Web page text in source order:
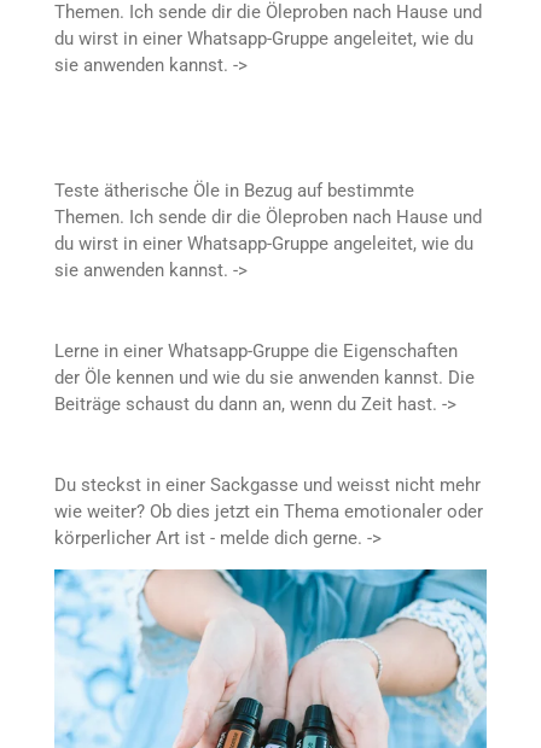
Themen. Ich sende dir die Öleproben nach Hause und
du wirst in einer Whatsapp-Gruppe angeleitet, wie du
sie anwenden kannst. ->
Teste ätherische Öle in Bezug auf bestimmte
Themen. Ich sende dir die Öleproben nach Hause und
du wirst in einer Whatsapp-Gruppe angeleitet, wie du
sie anwenden kannst. ->
Lerne in einer Whatsapp-Gruppe die Eigenschaften
der Öle kennen und wie du sie anwenden kannst. Die
Beiträge schaust du dann an, wenn du Zeit hast. ->
Du steckst in einer Sackgasse und weisst nicht mehr
wie weiter? Ob dies jetzt ein Thema emotionaler oder
körperlicher Art ist - melde dich gerne. ->